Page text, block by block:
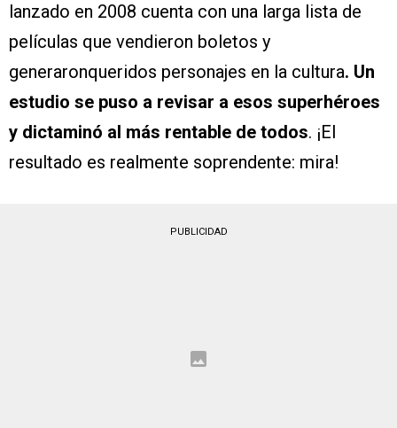
lanzado en 2008 cuenta con una larga lista de
películas que vendieron boletos y
generaronqueridos personajes en la cultura. Un
estudio se puso a revisar a esos superhéroes
y dictaminó al más rentable de todos. ¡El
resultado es realmente soprendente: mira!
PUBLICIDAD